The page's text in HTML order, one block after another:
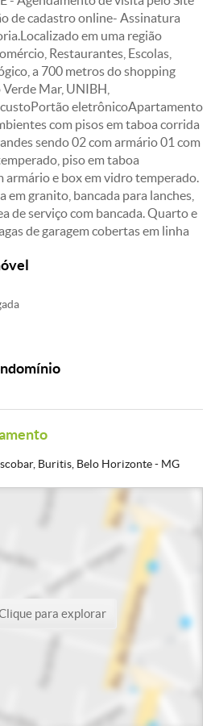
de cadastro online- Assinatura
em uma região
Restaurantes, Escolas,
a 700 metros do shopping
Mar, UNIBH,
eletrônicoApartamento
com pisos em taboa corrida
sendo 02 com armário 01 com
piso em taboa
armário e box em vidro temperado.
em granito, bancada para lanches,
de serviço com bancada. Quarto e
de garagem cobertas em linha
Buritis, Belo Horizonte - MG
para explorar